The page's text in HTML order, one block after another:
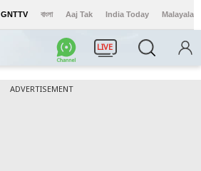
GNTTV বাংলা Aaj Tak India Today Malayalam
LIVE
ADVERTISEMENT